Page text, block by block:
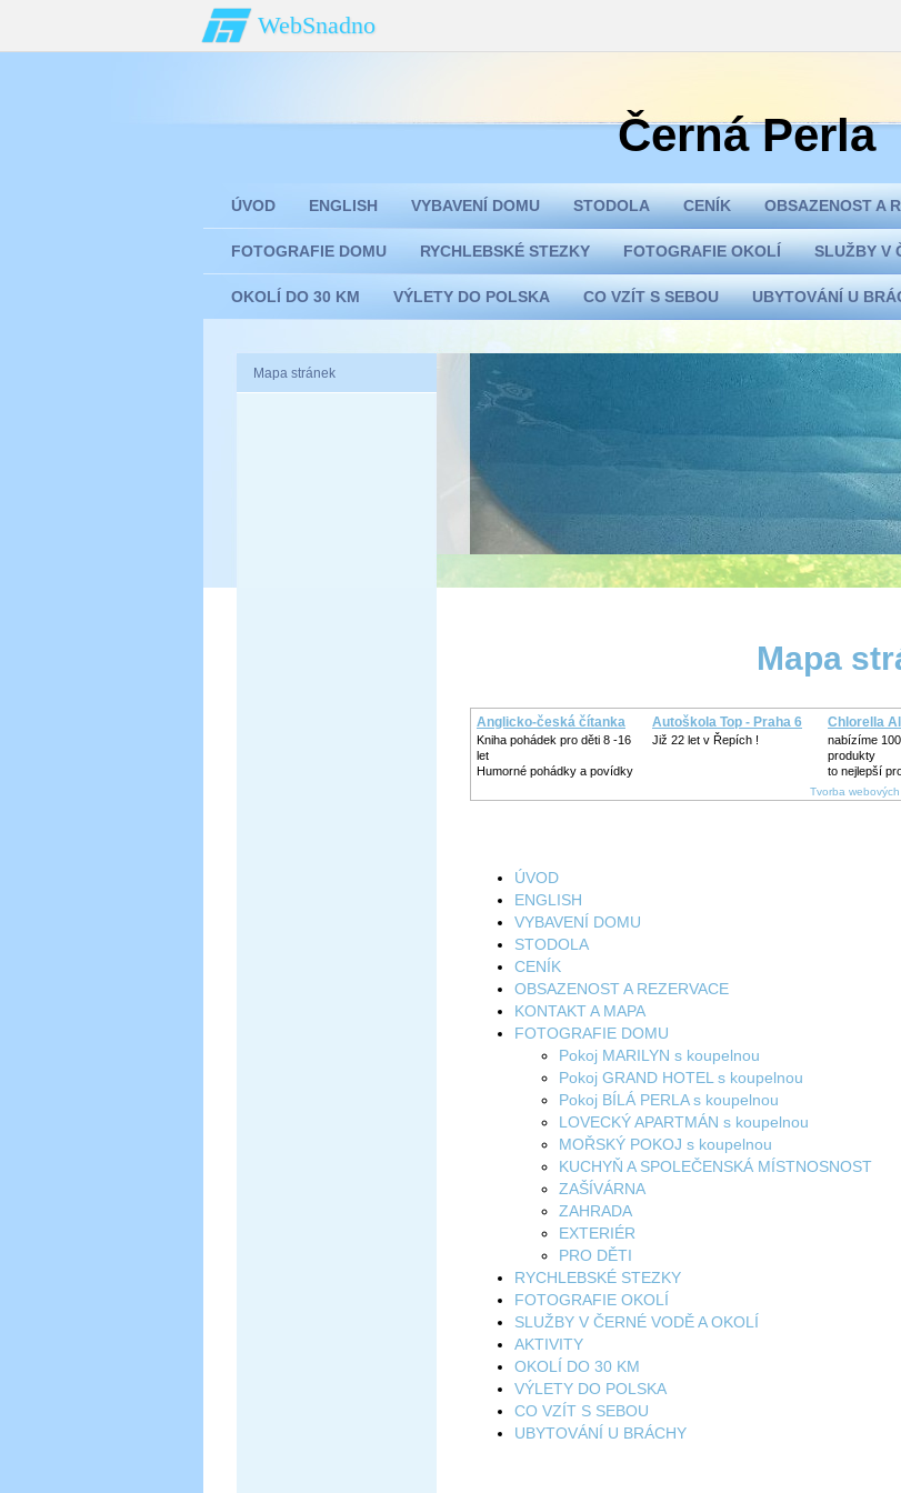
WebSnadno
Černá Perla
ÚVOD ENGLISH VYBAVENÍ DOMU STODOLA CENÍK OBSAZENOST A
FOTOGRAFIE DOMU RYCHLEBSKÉ STEZKY FOTOGRAFIE OKOLÍ SLUŽBY V
OKOLÍ DO 30 KM VÝLETY DO POLSKA CO VZÍT S SEBOU UBYTOVÁNÍ U
Mapa stránek
Mapa
Anglicko-česká čítanka
Kniha pohádek pro děti 8 -16
let
Humorné pohádky a povídky
Autoškola Top - Praha 6
Již 22 let v Řepích !
Chlorella
nabízíme
produkty
to nejlepší
Tvorba
ÚVOD
ENGLISH
VYBAVENÍ DOMU
STODOLA
CENÍK
OBSAZENOST A REZERVACE
KONTAKT A MAPA
FOTOGRAFIE DOMU
Pokoj MARILYN s koupelnou
Pokoj GRAND HOTEL s koupelnou
Pokoj BÍLÁ PERLA s koupelnou
LOVECKÝ APARTMÁN s koupelnou
MOŘSKÝ POKOJ s koupelnou
KUCHYŇ A SPOLEČENSKÁ MÍSTNOSNOST
ZAŠÍVÁRNA
ZAHRADA
EXTERIÉR
PRO DĚTI
RYCHLEBSKÉ STEZKY
FOTOGRAFIE OKOLÍ
SLUŽBY V ČERNÉ VODĚ A OKOLÍ
AKTIVITY
OKOLÍ DO 30 KM
VÝLETY DO POLSKA
CO VZÍT S SEBOU
UBYTOVÁNÍ U BRÁCHY